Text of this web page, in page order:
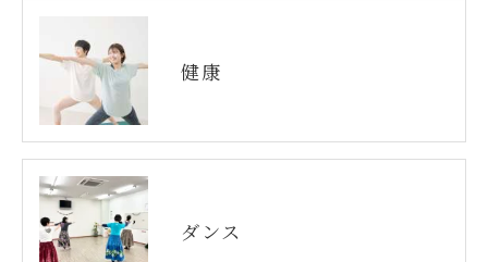
健康
ダンス